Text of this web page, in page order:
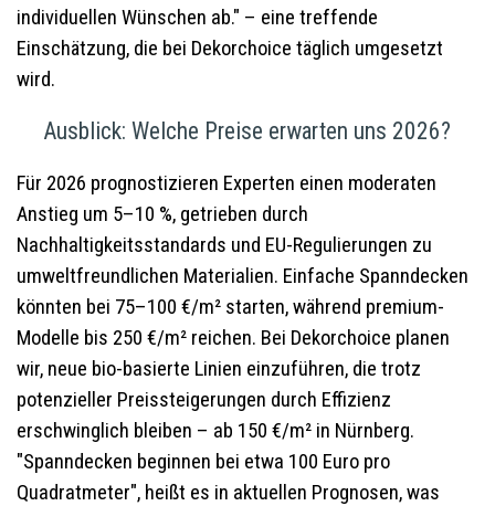
individuellen Wünschen ab." – eine treffende
Einschätzung, die bei Dekorchoice täglich umgesetzt
wird.
Ausblick: Welche Preise erwarten uns 2026?
Für 2026 prognostizieren Experten einen moderaten
Anstieg um 5–10 %, getrieben durch
Nachhaltigkeitsstandards und EU-Regulierungen zu
umweltfreundlichen Materialien. Einfache Spanndecken
könnten bei 75–100 €/m² starten, während premium-
Modelle bis 250 €/m² reichen. Bei Dekorchoice planen
wir, neue bio-basierte Linien einzuführen, die trotz
potenzieller Preissteigerungen durch Effizienz
erschwinglich bleiben – ab 150 €/m² in Nürnberg.
"Spanndecken beginnen bei etwa 100 Euro pro
Quadratmeter", heißt es in aktuellen Prognosen, was